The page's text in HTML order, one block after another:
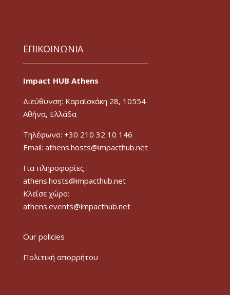
ΕΠΙΚΟΙΝΩΝΙΑ
Impact HUB Athens
Διεύθυνση: Καραϊσκάκη 28, 10554
Αθήνα, Ελλάδα
Τηλέφωνο: +30 210 32 10 146
Email: athens.hosts@impacthub.net
Για πληροφορίες :
athens.hosts@impacthub.net
Κλείσε χώρο:
athens.events@impacthub.net
Our policies
Πολιτική απορρήτου